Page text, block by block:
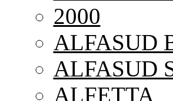
2000
ALFASUD
ALFASUD
ALFETTA